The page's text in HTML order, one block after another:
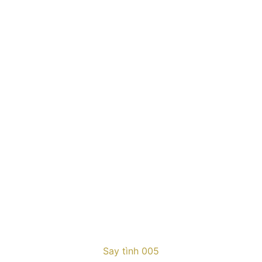
Say tình 005